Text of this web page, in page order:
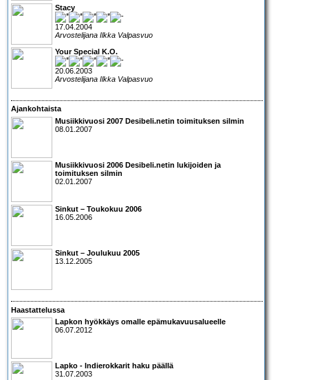
Stacy
17.04.2004
Arvostelijana Ilkka Valpasvuo
Your Special K.O.
20.06.2003
Arvostelijana Ilkka Valpasvuo
Ajankohtaista
Musiikkivuosi 2007 Desibeli.netin toimituksen silmin
08.01.2007
Musiikkivuosi 2006 Desibeli.netin lukijoiden ja
toimituksen silmin
02.01.2007
Sinkut – Toukokuu 2006
16.05.2006
Sinkut – Joulukuu 2005
13.12.2005
Haastattelussa
Lapkon hyökkäys omalle epämukavuusalueelle
06.07.2012
Lapko - Indierokkarit haku päällä
31.07.2003